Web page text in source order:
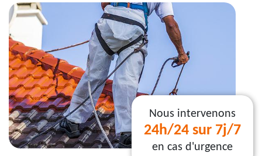
Nous intervenons
24h/24 sur 7j/7
en cas d'urgence